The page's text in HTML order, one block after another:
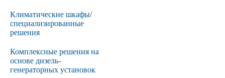
Климатические шкафы/
специализированные
решения
Комплексные решения на
основе дизель-
генераторных установок